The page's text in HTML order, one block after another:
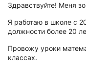
Здравствуйте! Меня
Я работаю в школе с
должности более 20
Провожу уроки
классах.